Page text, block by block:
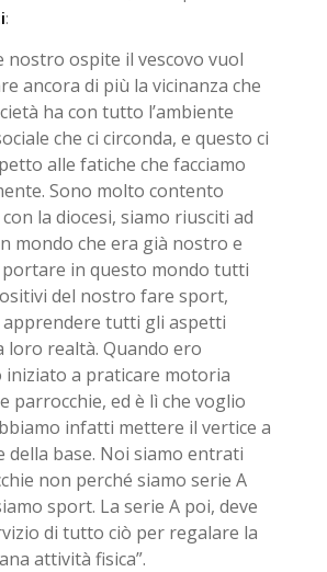
:
nostro ospite il vescovo vuol
ancora di più la vicinanza che
ha con tutto l’ambiente
che ci circonda, e questo ci
alle fatiche che facciamo
Sono molto contento
con la diocesi, siamo riusciti ad
mondo che era già nostro e
in questo mondo tutti
del nostro fare sport,
tutti gli aspetti
loro realtà. Quando ero
iniziato a praticare motoria
parrocchie, ed è lì che voglio
infatti mettere il vertice a
della base. Noi siamo entrati
non perché siamo serie A
sport. La serie A poi, deve
di tutto ciò per regalare la
attività fisica”.